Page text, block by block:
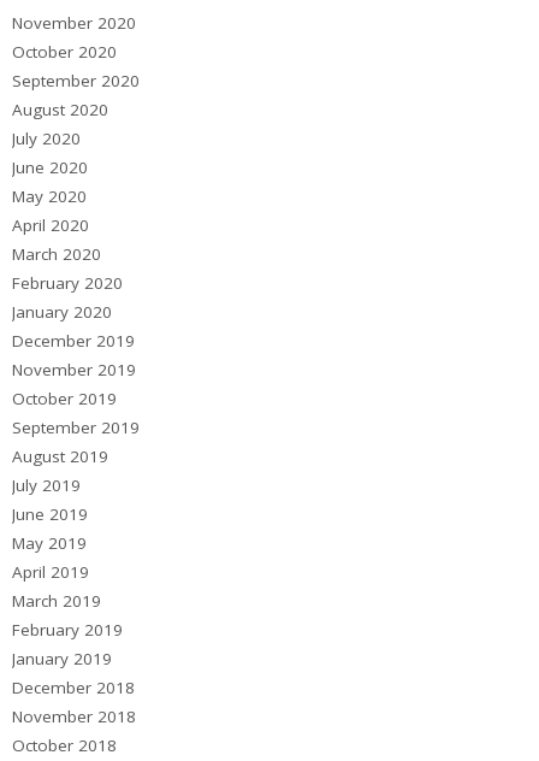
November 2020
October 2020
September 2020
August 2020
July 2020
June 2020
May 2020
April 2020
March 2020
February 2020
January 2020
December 2019
November 2019
October 2019
September 2019
August 2019
July 2019
June 2019
May 2019
April 2019
March 2019
February 2019
January 2019
December 2018
November 2018
October 2018